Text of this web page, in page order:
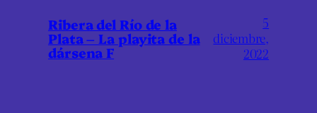
Ribera del Río de la
Plata – La playita de la
dársena F
5
diciembre,
2022